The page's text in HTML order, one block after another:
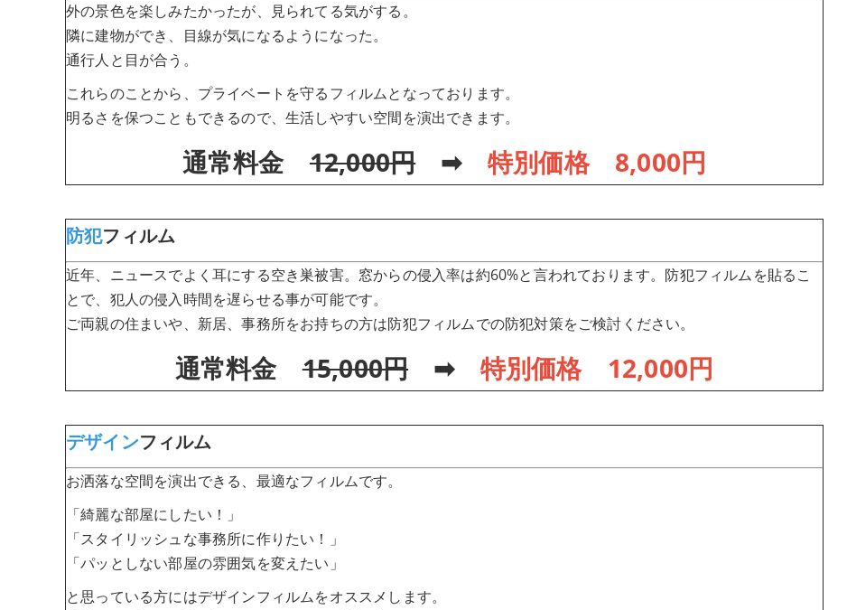
外の景色を楽しみたかったが、見られてる気がする。
隣に建物ができ、目線が気になるようになった。
通行人と目が合う。
これらのことから、プライベートを守るフィルムとなっております。
明るさを保つこともできるので、生活しやすい空間を演出できます。
通常料金 12,000円➡ 特別価格 8,000円
防犯フィルム
近年、ニュースでよく耳にする空き巣被害。窓からの侵入率は約60%と言われております。防犯フィルムを貼るこ
とで、犯人の侵入時間を遅らせる事が可能です。
ご両親の住まいや、新居、事務所をお持ちの方は防犯フィルムでの防犯対策をご検討ください。
通常料金15,000円➡ 特別価格 12,000円
デザインフィルム
お洒落な空間を演出できる、最適なフィルムです。
「綺麗な部屋にしたい！」
「スタイリッシュな事務所に作りたい！」
「パッとしない部屋の雰囲気を変えたい」
と思っている方にはデザインフィルムをオススメします。